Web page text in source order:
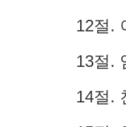
12절.
13절.
14절.